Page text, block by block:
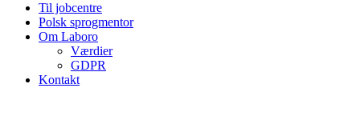
Til jobcentre
Polsk sprogmentor
Om Laboro
Værdier
GDPR
Kontakt